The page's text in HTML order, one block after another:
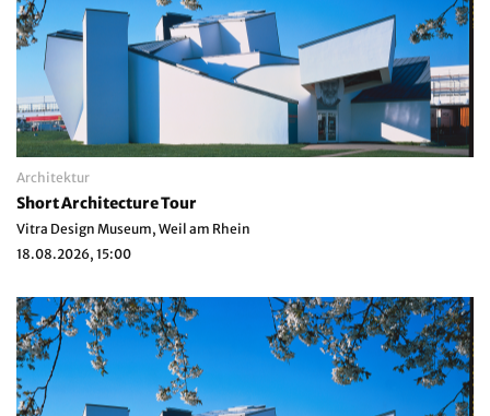
Architektur
Short Architecture Tour
Vitra Design Museum, Weil am Rhein
18.08.2026, 15:00